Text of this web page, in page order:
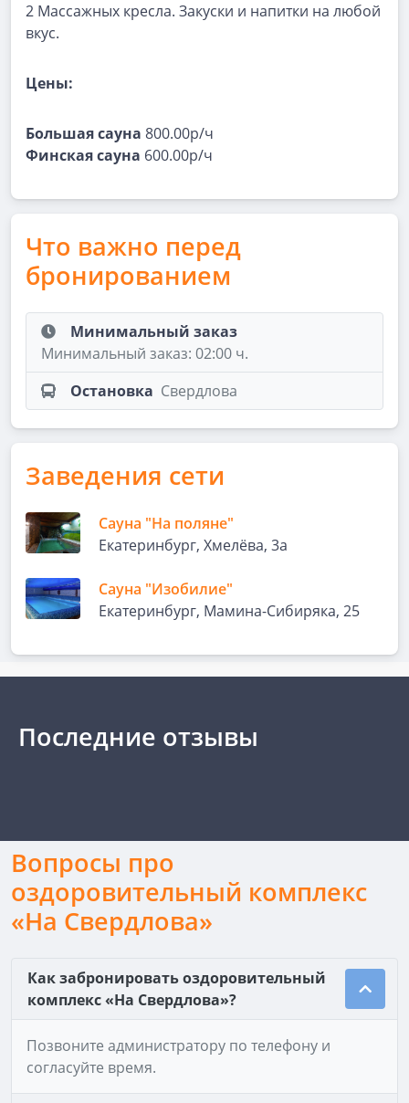
2 Массажных кресла. Закуски и напитки на любой
вкус.
Цены:
Большая сауна 800.00р/ч
Финская сауна 600.00р/ч
Что важно перед
бронированием
Минимальный заказ
Минимальный заказ: 02:00 ч.
Остановка Свердлова
Заведения сети
Сауна "На поляне"
Екатеринбург, ​Хмелёва, 3а
Сауна "Изобилие"
Екатеринбург, Мамина-Сибиряка, 25
Последние отзывы
Вопросы про
оздоровительный комплекс
«На Свердлова»
Как забронировать оздоровительный
комплекс «На Свердлова»?
Позвоните администратору по телефону и
согласуйте время.